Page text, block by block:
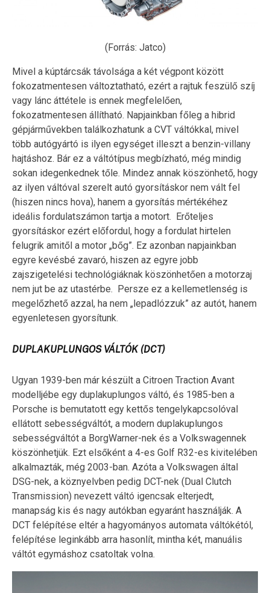
(Forrás: Jatco)
Mivel a kúptárcsák távolsága a két végpont között
fokozatmentesen változtatható, ezért a rajtuk feszülő szíj
vagy lánc áttétele is ennek megfelelően,
fokozatmentesen állítható. Napjainkban főleg a hibrid
gépjárművekben találkozhatunk a CVT váltókkal, mivel
több autógyártó is ilyen egységet illeszt a benzin-villany
hajtáshoz. Bár ez a váltótípus megbízható, még mindig
sokan idegenkednek tőle. Mindez annak köszönhető, hogy
az ilyen váltóval szerelt autó gyorsításkor nem vált fel
(hiszen nincs hova), hanem a gyorsítás mértékéhez
ideális fordulatszámon tartja a motort. Erőteljes
gyorsításkor ezért előfordul, hogy a fordulat hirtelen
felugrik amitől a motor „bőg”. Ez azonban napjainkban
egyre kevésbé zavaró, hiszen az egyre jobb
zajszigetelési technológiáknak köszönhetően a motorzaj
nem jut be az utastérbe. Persze ez a kellemetlenség is
megelőzhető azzal, ha nem „lepadlózzuk” az autót, hanem
egyenletesen gyorsítunk.
DUPLAKUPLUNGOS VÁLTÓK (DCT)
Ugyan 1939-ben már készült a Citroen Traction Avant
modelljébe egy duplakuplungos váltó, és 1985-ben a
Porsche is bemutatott egy kettős tengelykapcsolóval
ellátott sebességváltót, a modern duplakuplungos
sebességváltót a BorgWarner-nek és a Volkswagennek
köszönhetjük. Ezt elsőként a 4-es Golf R32-es kivitelében
alkalmazták, még 2003-ban. Azóta a Volkswagen által
DSG-nek, a köznyelvben pedig DCT-nek (Dual Clutch
Transmission) nevezett váltó igencsak elterjedt,
manapság kis és nagy autókban egyaránt használják. A
DCT felépítése eltér a hagyományos automata váltókétól,
felépítése leginkább arra hasonlít, mintha két, manuális
váltót egymáshoz csatoltak volna.